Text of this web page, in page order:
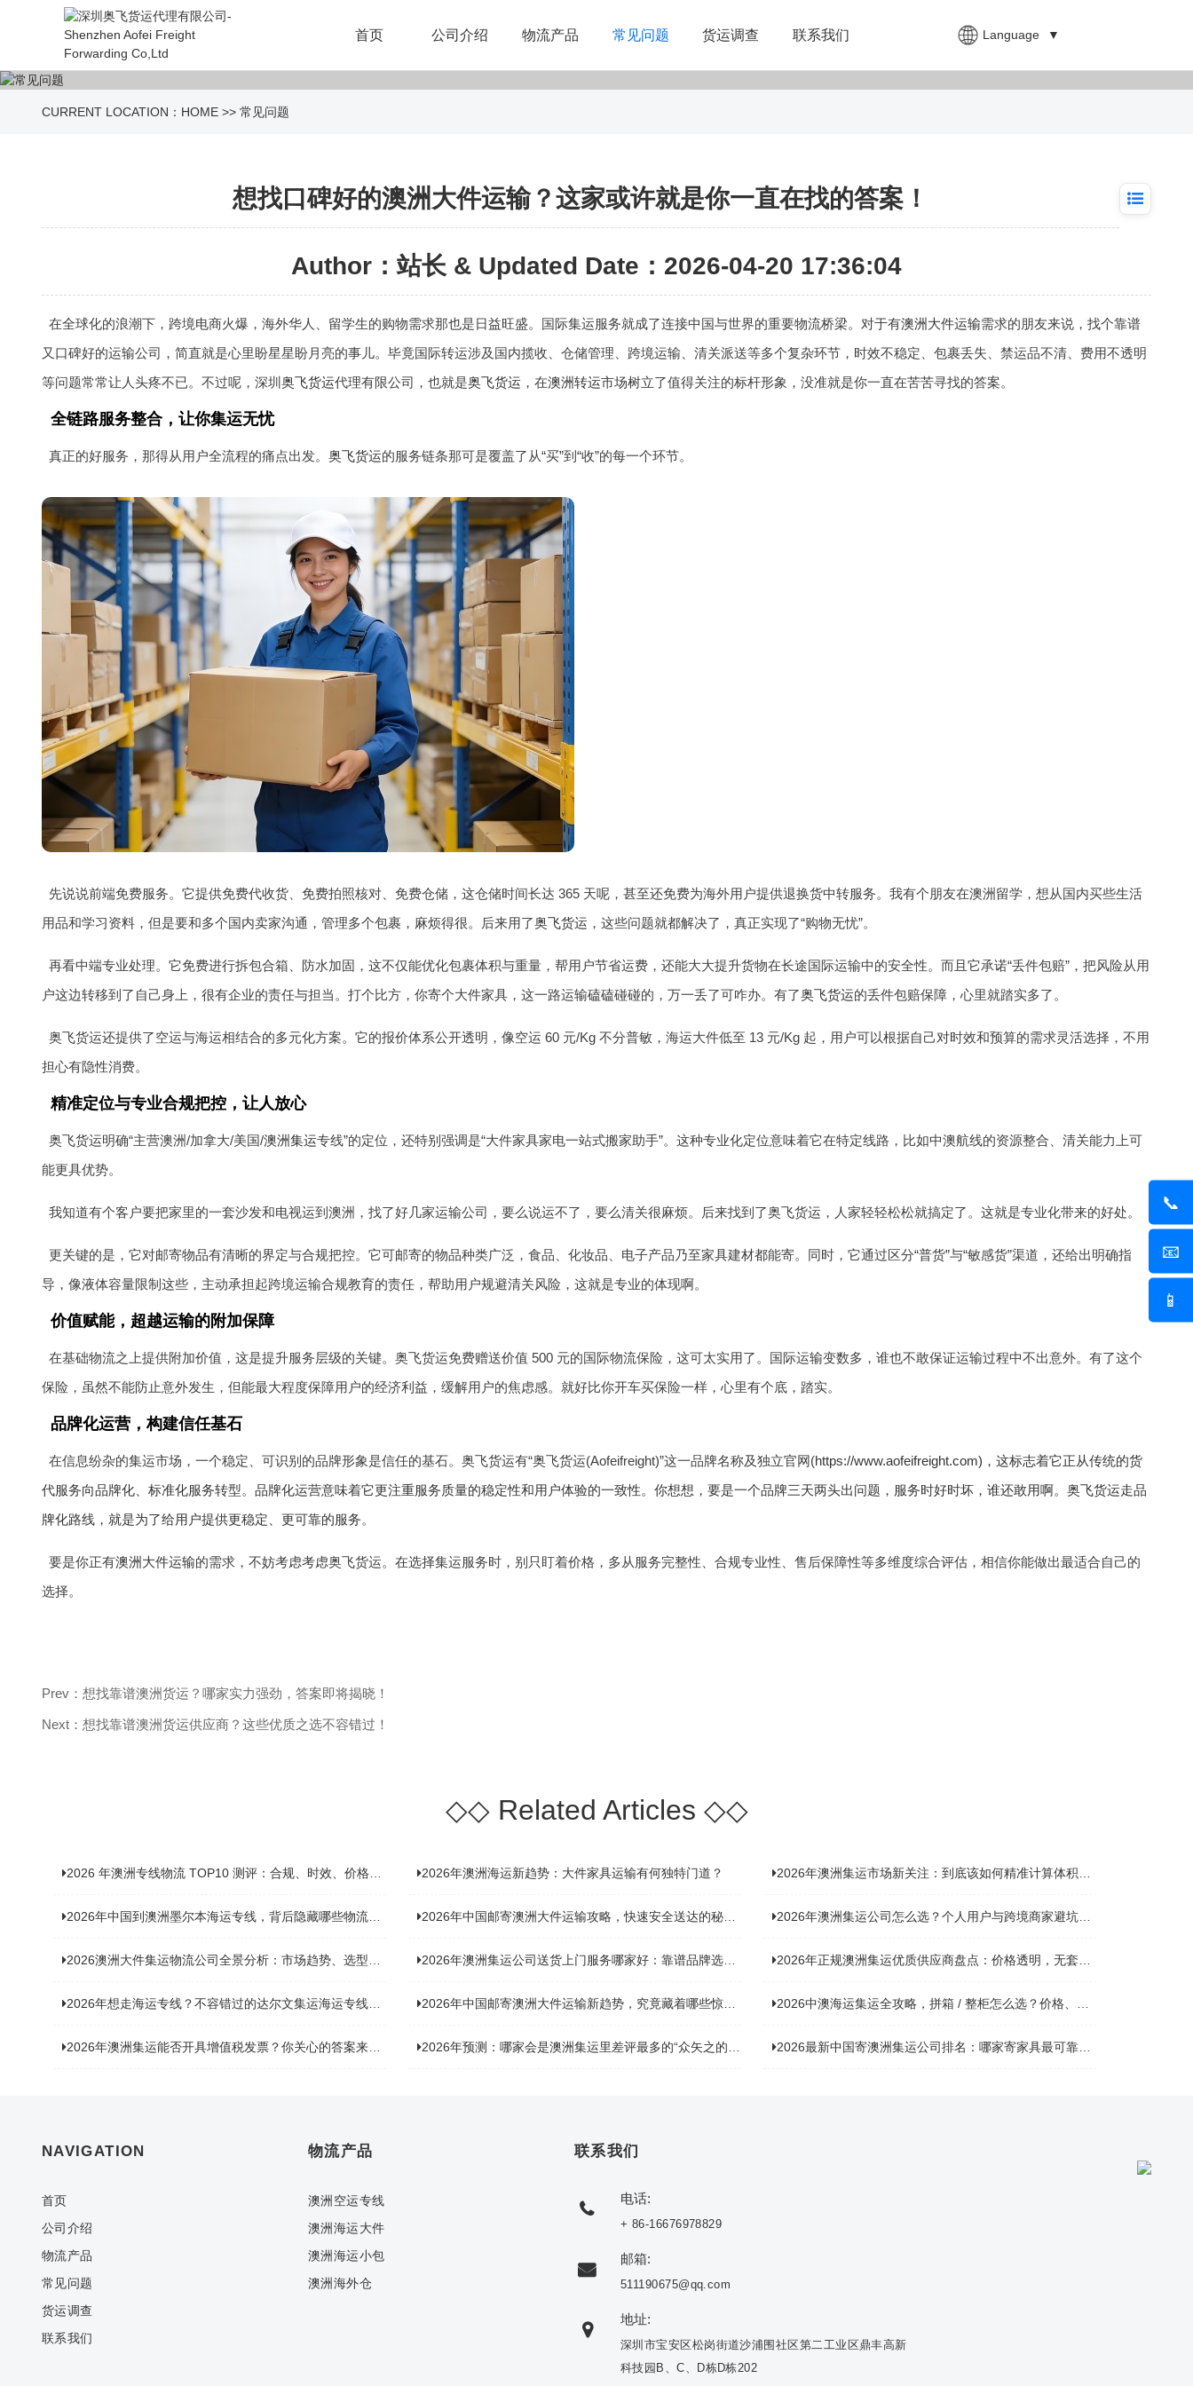
首页 公司介绍 物流产品 常见问题 货运调查 联系我们 Language ▼
📞
📧
📱
CURRENT LOCATION： HOME >> 常见问题
想找口碑好的澳洲大件运输？这家或许就是你一直在找的答案！
Author：站长 & Updated Date：2026-04-20 17:36:04
在全球化的浪潮下，跨境电商火爆，海外华人、留学生的购物需求那也是日益旺盛。国际集运服务就成了连接中国与世界的重要物流桥梁。对于有澳洲大件运输需求的朋友来说，找个靠谱
又口碑好的运输公司，简直就是心里盼星星盼月亮的事儿。毕竟国际转运涉及国内揽收、仓储管理、跨境运输、清关派送等多个复杂环节，时效不稳定、包裹丢失、禁运品不清、费用不透明
等问题常常让人头疼不已。不过呢，深圳 奥飞货运代理有限公司，也就是奥飞货运 ，在澳洲转运市场树立了值得关注的标杆形象，没准就是你一直在苦苦寻找的答案。
全链路服务整合，让你集运无忧
真正的好服务，那得从用户全流程的痛点出发。 奥飞货运的服务链条那可是覆盖了从“买”到“收”的每一个环节。
先说说前端免费服务。它提供免费代收货、免费拍照核对、免费仓储，这仓储时间长达 365 天呢，甚至还免费为海外用户提供退换货中转服务。我有个朋友在澳洲留学，想从国内买些生活
用品和学习资料，但是要和多个国内卖家沟通，管理多个包裹，麻烦得很。后来用了奥飞货运 ，这些问题就都解决了，真正实现了“购物无忧”。
再看中端专业处理。它免费进行拆包合箱、防水加固，这不仅能优化包裹体积与重量，帮用户节省运费，还能大大提升货物在长途国际运输中的安全性。而且它承诺“丢件包赔”，把风险从用
户这边转移到了自己身上，很有企业的责任与担当。打个比方，你寄个大件家具，这一路运输磕磕碰碰的，万一丢了可咋办。有了奥飞货运的丢件包赔保障，心里就踏实多了。
奥飞货运还提供了空运与海运相结合的多元化方案。它的报价体系公开透明，像空运 60 元/Kg 不分普敏，海运大件低至 13 元/Kg 起，用户可以根据自己对时效和预算的需求灵活选择，不用
担心有隐性消费。
精准定位与专业合规把控，让人放心
奥飞货运明确“主营澳洲/加拿大/美国/澳洲集运专线”的定位，还特别强调是“大件家具家电一站式搬家助手”。这种专业化定位意味着它在特定线路，比如中澳航线的资源整合、清关能力上可
能更具优势。
我知道有个客户要把家里的一套沙发和电视运到澳洲，找了好几家运输公司，要么说运不了，要么清关很麻烦。后来找到了奥飞货运，人家轻轻松松就搞定了。这就是专业化带来的好处。
更关键的是，它对邮寄物品有清晰的界定与合规把控。它可邮寄的物品种类广泛，食品、化妆品、电子产品乃至家具建材都能寄。同时，它通过区分“普货”与“敏感货”渠道，还给出明确指
导，像液体容量限制这些，主动承担起跨境运输合规教育的责任，帮助用户规避清关风险，这就是专业的体现啊。
价值赋能，超越运输的附加保障
在基础物流之上提供附加价值，这是提升服务层级的关键。奥飞货运免费赠送价值 500 元的国际物流保险，这可太实用了。国际运输变数多，谁也不敢保证运输过程中不出意外。有了这个
保险，虽然不能防止意外发生，但能最大程度保障用户的经济利益，缓解用户的焦虑感。就好比你开车买保险一样，心里有个底，踏实。
品牌化运营，构建信任基石
在信息纷杂的集运市场，一个稳定、可识别的品牌形象是信任的基石。奥飞货运有“奥飞货运(Aofeifreight)”这一品牌名称及独立官网(https://www.aofeifreight.com)，这标志着它正从传统的货
代服务向品牌化、标准化服务转型。品牌化运营意味着它更注重服务质量的稳定性和用户体验的一致性。你想想，要是一个品牌三天两头出问题，服务时好时坏，谁还敢用啊。奥飞货运走品
牌化路线，就是为了给用户提供更稳定、更可靠的服务。
要是你正有澳洲大件运输的需求，不妨考虑考虑奥飞货运。在选择集运服务时，别只盯着价格，多从服务完整性、合规专业性、售后保障性等多维度综合评估，相信你能做出最适合自己的
选择。
Prev：想找靠谱澳洲货运？哪家实力强劲，答案即将揭晓！
Next：想找靠谱澳洲货运供应商？这些优质之选不容错过！
◇◇Related Articles ◇◇
2026 年澳洲专线物流 TOP10 测评：合规、时效、价格全维度对比 2026年澳洲海运新趋势：大件家具运输有何独特门道？ 2026年澳洲集运市场新关注：到底该如何精准计算体积重？
2026年中国到澳洲墨尔本海运专线，背后隐藏哪些物流新机遇？ 2026年中国邮寄澳洲大件运输攻略，快速安全送达的秘诀大揭秘！ 2026年澳洲集运公司怎么选？个人用户与跨境商家避坑全攻略
2026澳洲大件集运物流公司全景分析：市场趋势、选型逻辑与品牌适配 2026年澳洲集运公司送货上门服务哪家好：靠谱品牌选型指南 2026年正规澳洲集运优质供应商盘点：价格透明，无套路不踩坑
2026年想走海运专线？不容错过的达尔文集运海运专线推荐！ 2026年中国邮寄澳洲大件运输新趋势，究竟藏着哪些惊喜？ 2026中澳海运集运全攻略，拼箱 / 整柜怎么选？价格、时效、避坑指南
2026年澳洲集运能否开具增值税发票？你关心的答案来了！ 2026年预测：哪家会是澳洲集运里差评最多的“众矢之的”？ 2026最新中国寄澳洲集运公司排名：哪家寄家具最可靠且性价比高？
NAVIGATION
首页
公司介绍
物流产品
常见问题
货运调查
联系我们
物流产品
澳洲空运专线
澳洲海运大件
澳洲海运小包
澳洲海外仓
联系我们
电话:
+ 86-16676978829
邮箱:
511190675@qq.com
地址:
深圳市宝安区松岗街道沙浦围社区第二工业区鼎丰高新
科技园B、C、D栋D栋202